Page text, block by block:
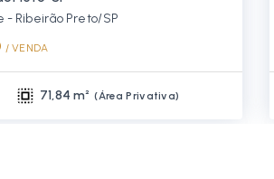
- Ribeirão Preto/SP
/ VENDA
71,84 m² (Área Privativa)